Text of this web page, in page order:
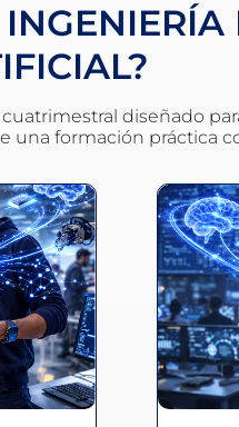
diseñado
formación práctica